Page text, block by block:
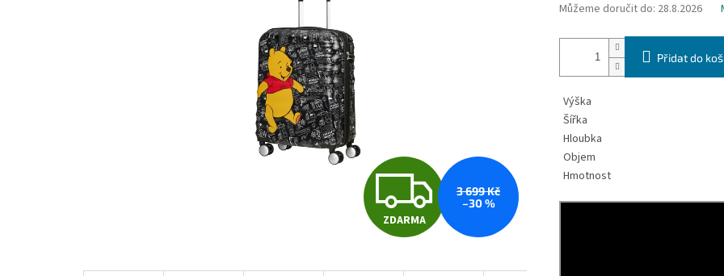
Z
D
ZDARMA
3 699 Kč
–30 %
Můžeme doručit do: 28.8.2026
Přidat do
Výška
Šířka
Hloubka
Objem
Hmotnost